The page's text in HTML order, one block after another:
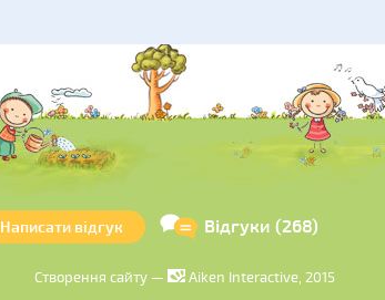
Написати відгук Відгуки (268)
Створення сайту — Aiken Interactive, 2015